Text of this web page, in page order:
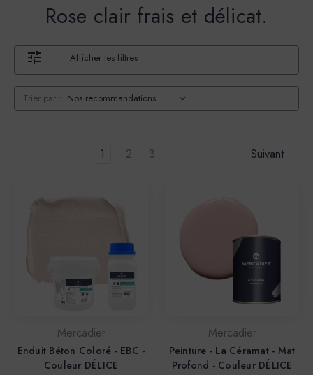
Rose clair frais et délicat.
Afficher les filtres
Trier par :
1 2 3 Suivant
Mercadier
Enduit Béton Coloré - EBC -
Couleur DÉLICE
Mercadier
Peinture - La Céramat - Mat
Profond - Couleur DÉLICE